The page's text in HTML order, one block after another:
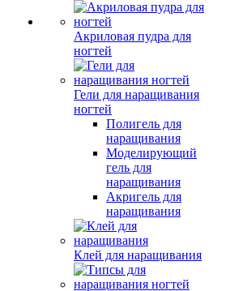
Акриловая пудра для
ногтей
Гели для наращивания
ногтей
Полигель для
наращивания
Моделирующий
гель для
наращивания
Акригель для
наращивания
Клей для наращивания